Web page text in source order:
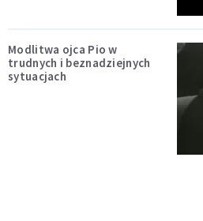
Modlitwa ojca Pio w
trudnych i beznadziejnych
sytuacjach